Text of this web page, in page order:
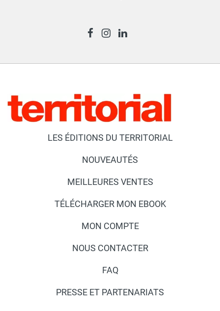
LES ÉDITIONS DU TERRITORIAL
NOUVEAUTÉS
MEILLEURES VENTES
TÉLÉCHARGER MON EBOOK
MON COMPTE
NOUS CONTACTER
FAQ
PRESSE ET PARTENARIATS